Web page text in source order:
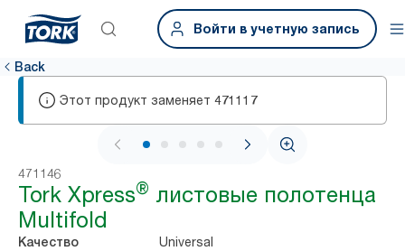
Войти в учетную запись
Back
Этот продукт заменяет 471117
1 / 6
471146
Tork Xpress® листовые полотенца
Multifold
Качество Universal